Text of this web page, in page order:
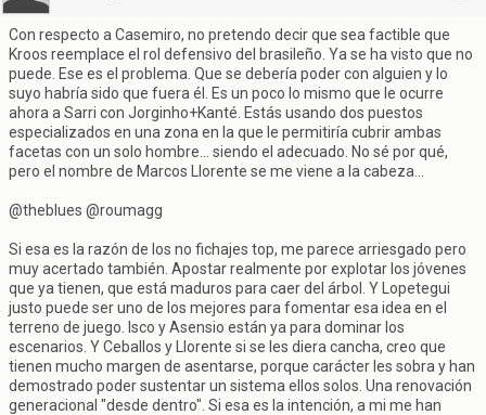
Con respecto a Casemiro, no pretendo decir que sea factible que
Kroos reemplace el rol defensivo del brasileño. Ya se ha visto que no
puede. Ese es el problema. Que se debería poder con alguien y lo
suyo habría sido que fuera él. Es un poco lo mismo que le ocurre
ahora a Sarri con Jorginho+Kanté. Estás usando dos puestos
especializados en una zona en la que le permitiría cubrir ambas
facetas con un solo hombre... siendo el adecuado. No sé por qué,
pero el nombre de Marcos Llorente se me viene a la cabeza...
@theblues @roumagg
Si esa es la razón de los no fichajes top, me parece arriesgado pero
muy acertado también. Apostar realmente por explotar los jóvenes
que ya tienen, que está maduros para caer del árbol. Y Lopetegui
justo puede ser uno de los mejores para fomentar esa idea en el
terreno de juego. Isco y Asensio están ya para dominar los
escenarios. Y Ceballos y Llorente si se les diera cancha, creo que
tienen mucho margen de asentarse, porque carácter les sobra y han
demostrado poder sustentar un sistema ellos solos. Una renovación
generacional "desde dentro". Si esa es la intención, a mi me han